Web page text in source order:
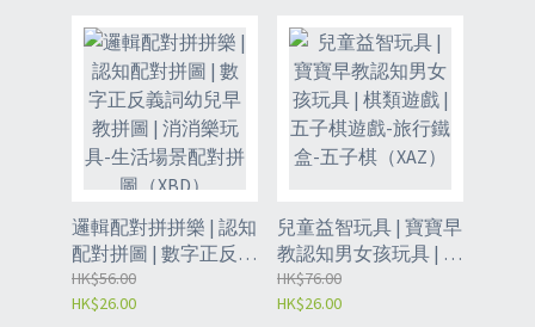
邏輯配對拼拼樂 | 認知
配對拼圖 | 數字正反義
詞幼兒早教拼圖 | 消消
樂玩具-生活場景配對
HK$56.00
HK$26.00
兒童益智玩具 | 寶寶早
教認知男女孩玩具 | 棋
類遊戲 | 五子棋遊戲-
旅行鐵盒-五子棋
HK$76.00
HK$26.00